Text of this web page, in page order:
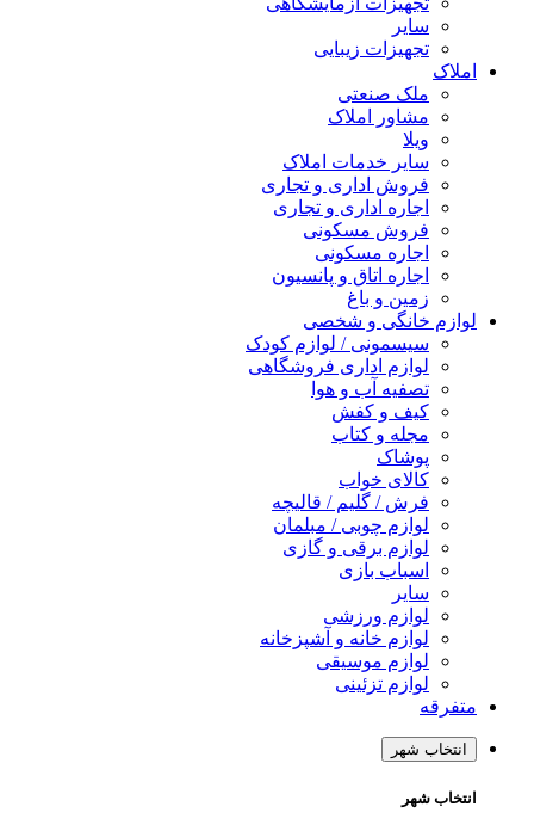
سایر
تجهیزات زیبایی
املاک
ملک صنعتی
مشاور املاک
ویلا
سایر خدمات املاک
فروش اداری و تجاری
اجاره اداری و تجاری
فروش مسکونی
اجاره مسکونی
اجاره اتاق و پانسیون
زمین و باغ
لوازم خانگی و شخصی
سیسمونی / لوازم کودک
لوازم اداری فروشگاهی
تصفیه آب و هوا
کیف و کفش
مجله و کتاب
پوشاک
کالای خواب
فرش / گلیم / قالیچه
لوازم چوبی / مبلمان
لوازم برقی و گازی
اسباب بازی
سایر
لوازم ورزشی
لوازم خانه و آشپزخانه
لوازم موسیقی
لوازم تزئینی
متفرقه
انتخاب شهر
انتخاب شهر